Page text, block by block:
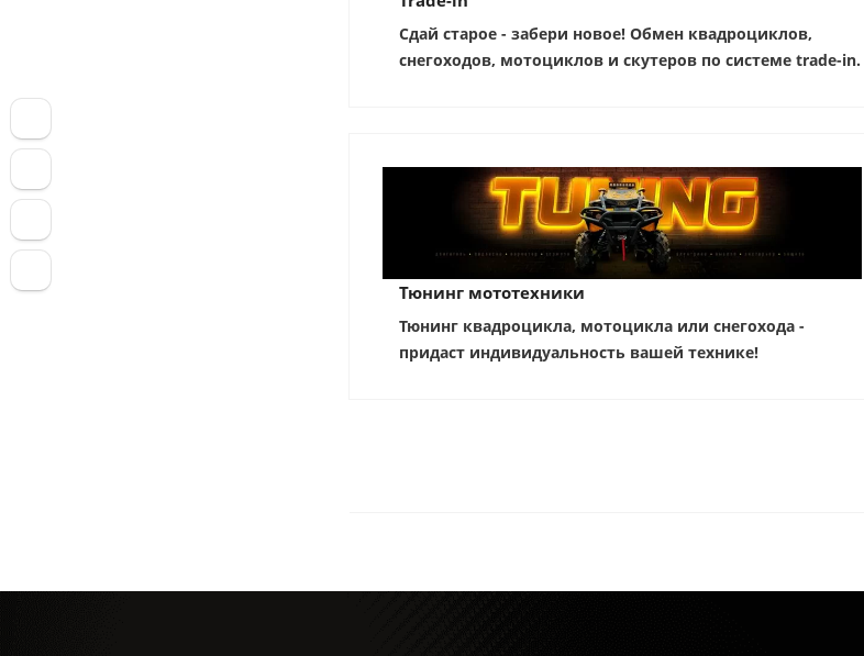
Сдай старое - забери новое! Обмен квадроциклов,
снегоходов, мотоциклов и скутеров по системе trade-in.
Тюнинг мототехники
Тюнинг квадроцикла, мотоцикла или снегохода -
придаст индивидуальность вашей технике!